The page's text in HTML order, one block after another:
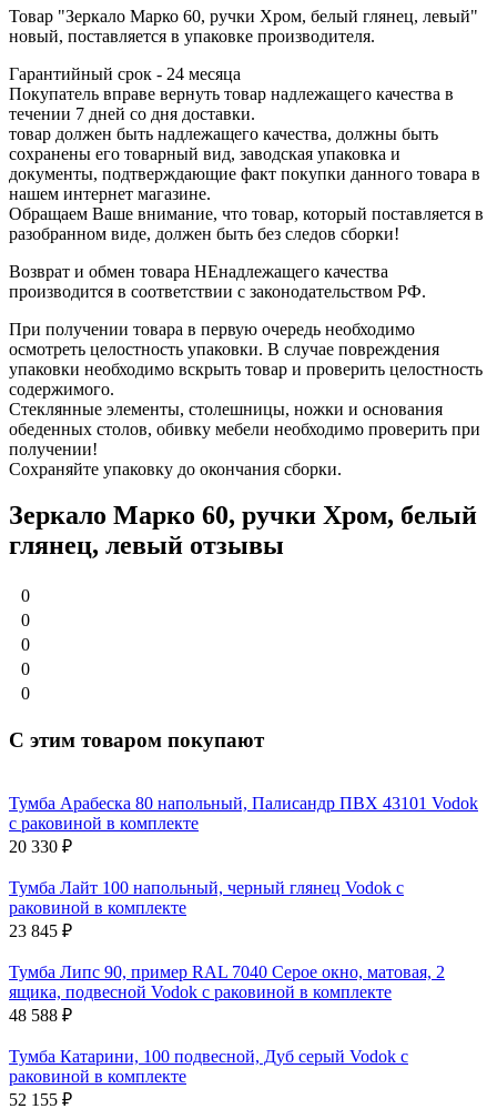
Товар "Зеркало Марко 60, ручки Хром, белый глянец, левый"
новый, поставляется в упаковке производителя.
Гарантийный срок - 24 месяца
Покупатель вправе вернуть товар надлежащего качества в
течении 7 дней со дня доставки.
товар должен быть надлежащего качества, должны быть
сохранены его товарный вид, заводская упаковка и
документы, подтверждающие факт покупки данного товара в
нашем интернет магазине.
Обращаем Ваше внимание, что товар, который поставляется в
разобранном виде, должен быть без следов сборки!
Возврат и обмен товара НЕнадлежащего качества
производится в соответствии с законодательством РФ.
При получении товара в первую очередь необходимо
осмотреть целостность упаковки. В случае повреждения
упаковки необходимо вскрыть товар и проверить целостность
содержимого.
Стеклянные элементы, столешницы, ножки и основания
обеденных столов, обивку мебели необходимо проверить при
получении!
Сохраняйте упаковку до окончания сборки.
Зеркало Марко 60, ручки Хром, белый
глянец, левый отзывы
0
0
0
0
0
С этим товаром покупают
Тумба Арабеска 80 напольный, Палисандр ПВХ 43101 Vodok
с раковиной в комплекте
20 330 ₽
Тумба Лайт 100 напольный, черный глянец Vodok с
раковиной в комплекте
23 845 ₽
Тумба Липс 90, пример RAL 7040 Серое окно, матовая, 2
ящика, подвесной Vodok с раковиной в комплекте
48 588 ₽
Тумба Катарини, 100 подвесной, Дуб серый Vodok с
раковиной в комплекте
52 155 ₽